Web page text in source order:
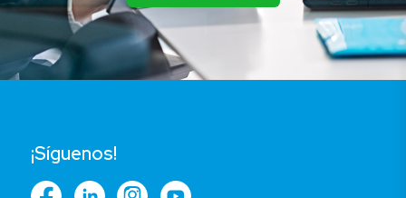
¡Síguenos!